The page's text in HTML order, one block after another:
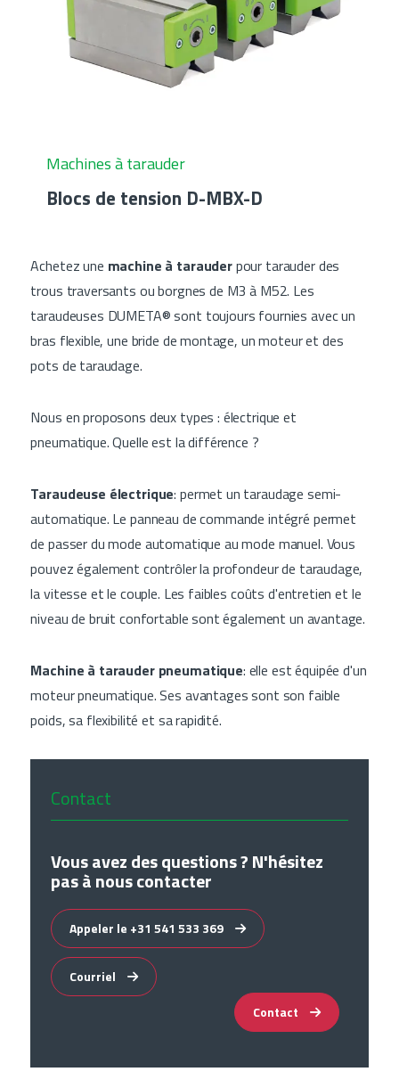
Machines à tarauder
Blocs de tension D-MBX-D
Achetez une machine à tarauderpour tarauder des
trous traversants ou borgnes de M3 à M52. Les
taraudeuses DUMETA® sont toujours fournies avec un
bras flexible, une bride de montage, un moteur et des
pots de taraudage.
Nous en proposons deux types : électrique et
pneumatique. Quelle est la différence ?
Taraudeuse électrique: permet un taraudage semi-
automatique. Le panneau de commande intégré permet
de passer du mode automatique au mode manuel. Vous
pouvez également contrôler la profondeur de taraudage,
la vitesse et le couple. Les faibles coûts d'entretien et le
niveau de bruit confortable sont également un avantage.
Machine à tarauder pneumatique: elle est équipée d'un
moteur pneumatique. Ses avantages sont son faible
poids, sa flexibilité et sa rapidité.
Contact
Vous avez des questions ? N'hésitez
pas à nous contacter
Appeler le +31 541 533 369
Courriel
Contact